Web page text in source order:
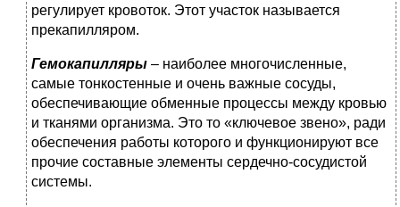
регулирует кровоток. Этот участок называется
прекапилляром.
Гемокапилляры – наиболее многочисленные,
самые тонкостенные и очень важные сосуды,
обеспечивающие обменные процессы между кровью
и тканями организма. Это то «ключевое звено», ради
обеспечения работы которого и функционируют все
прочие составные элементы сердечно-сосудистой
системы.